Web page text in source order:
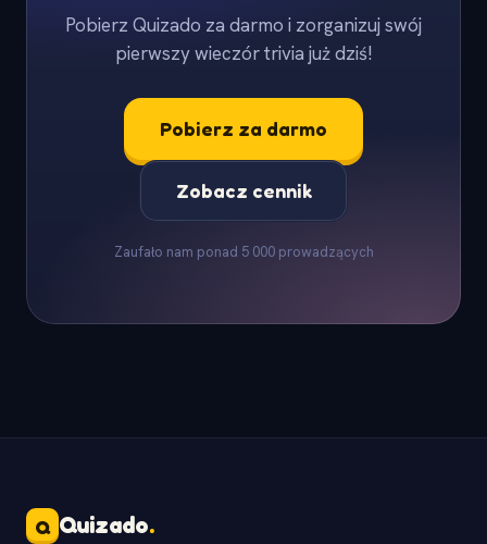
Pobierz Quizado za darmo i zorganizuj swój
pierwszy wieczór trivia już dziś!
Pobierz za darmo
Zobacz cennik
Zaufało nam ponad 5 000 prowadzących
Q Quizado.